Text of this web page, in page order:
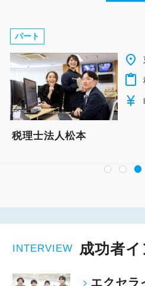
パート
place
content_paste
currency_yen
税理士法人松本
INTERVIEW 成功者
エクセ